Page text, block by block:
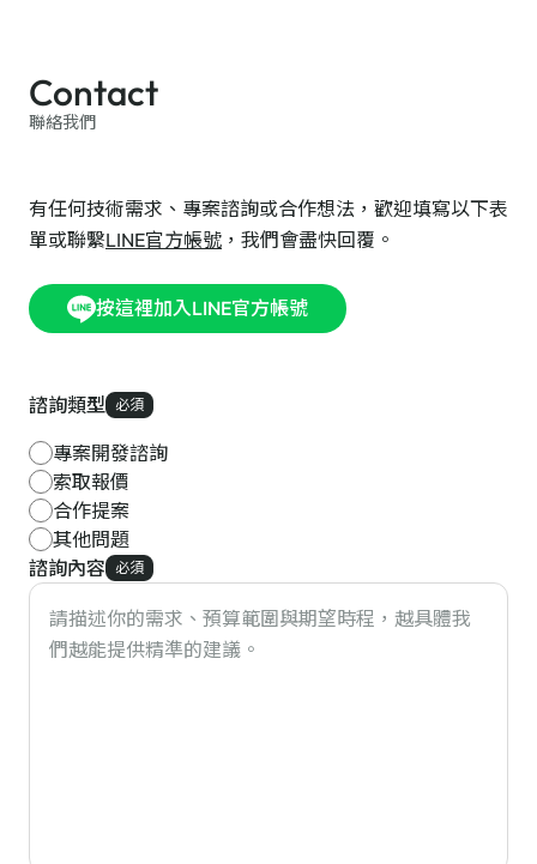
Contact
聯絡我們
有任何技術需求、專案諮詢或合作想法，歡迎填寫以下表
單或聯繫LINE官方帳號 ，我們會盡快回覆。
按這裡加入LINE官方帳號
諮詢類型 必須
專案開發諮詢
索取報價
合作提案
其他問題
諮詢內容 必須